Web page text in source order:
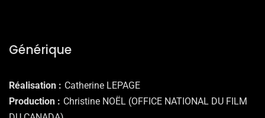
Générique
Réalisation
Catherine LEPAGE
Production
Christine NOËL (OFFICE NATIONAL DU FILM